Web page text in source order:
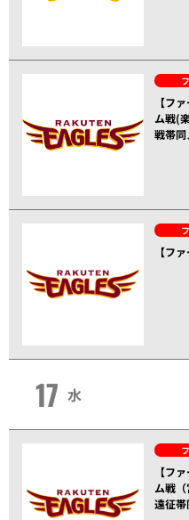
【フ
ム戦(
戦帯同
【フ
17 水
【フ
ム戦
遠征帯